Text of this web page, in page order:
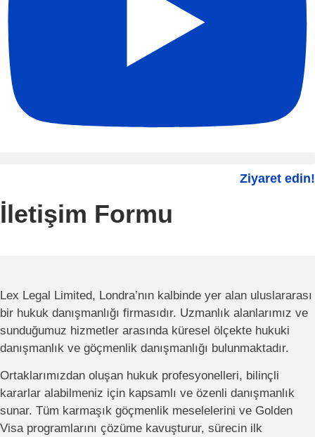
Ziyaret edin!
İletişim Formu
Lex Legal Limited, Londra’nın kalbinde yer alan uluslararası
bir hukuk danışmanlığı firmasıdır. Uzmanlık alanlarımız ve
sunduğumuz hizmetler arasında küresel ölçekte hukuki
danışmanlık ve göçmenlik danışmanlığı bulunmaktadır.
Ortaklarımızdan oluşan hukuk profesyonelleri, bilinçli
kararlar alabilmeniz için kapsamlı ve özenli danışmanlık
sunar. Tüm karmaşık göçmenlik meselelerini ve Golden
Visa programlarını çözüme kavuşturur, sürecin ilk